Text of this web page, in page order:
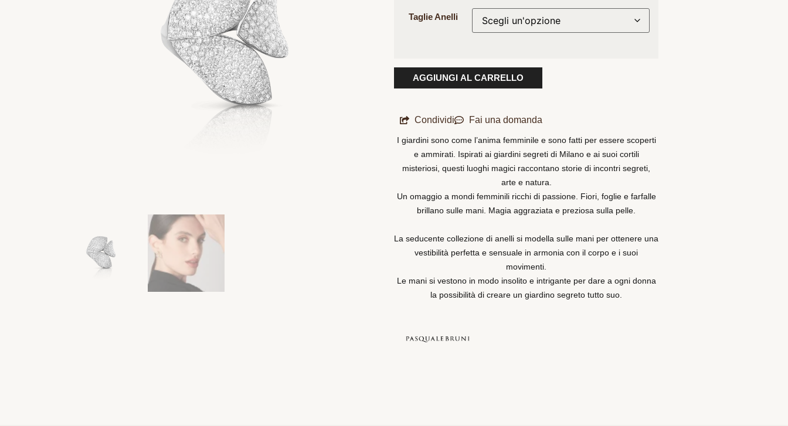
Taglie Anelli
AGGIUNGI AL CARRELLO
Condividi Fai una domanda
I giardini sono come l’anima femminile e sono fatti per essere scoperti
e ammirati. Ispirati ai giardini segreti di Milano e ai suoi cortili
misteriosi, questi luoghi magici raccontano storie di incontri segreti,
arte e natura.
Un omaggio a mondi femminili ricchi di passione. Fiori, foglie e farfalle
brillano sulle mani. Magia aggraziata e preziosa sulla pelle.
La seducente collezione di anelli si modella sulle mani per ottenere una
vestibilità perfetta e sensuale in armonia con il corpo e i suoi
movimenti.
Le mani si vestono in modo insolito e intrigante per dare a ogni donna
la possibilità di creare un giardino segreto tutto suo.